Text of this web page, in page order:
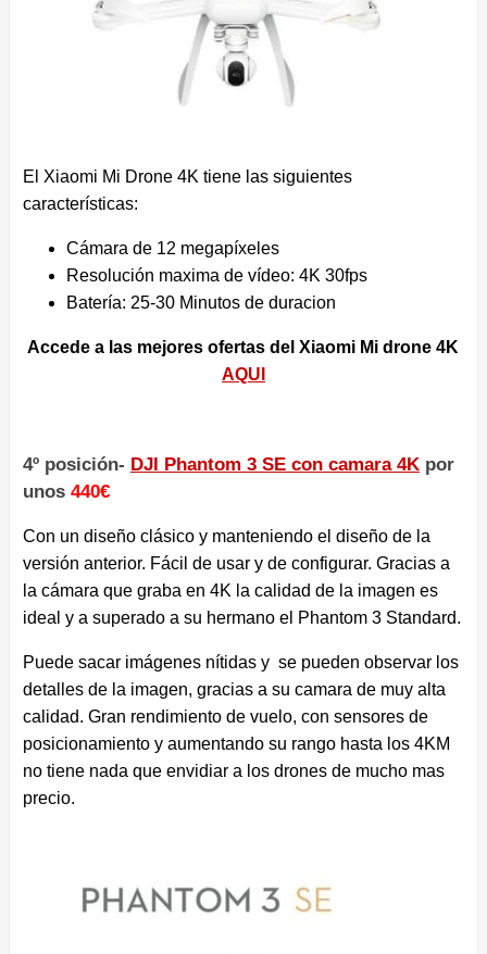
El Xiaomi Mi Drone 4K tiene las siguientes
características:
Cámara de 12 megapíxeles
Resolución maxima de vídeo: 4K 30fps
Batería: 25-30 Minutos de duracion
Accede a las mejores ofertas del Xiaomi Mi drone 4K
AQUI
4º posición- DJI Phantom 3 SE con camara 4Kpor
unos 440€
Con un diseño clásico y manteniendo el diseño de la
versión anterior. Fácil de usar y de configurar. Gracias a
la cámara que graba en 4K la calidad de la imagen es
ideal y a superado a su hermano el Phantom 3 Standard.
Puede sacar imágenes nítidas y se pueden observar los
detalles de la imagen, gracias a su camara de muy alta
calidad. Gran rendimiento de vuelo, con sensores de
posicionamiento y aumentando su rango hasta los 4KM
no tiene nada que envidiar a los drones de mucho mas
precio.